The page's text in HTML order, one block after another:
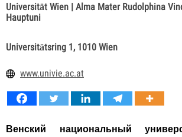
Universität Wien | Alma Mater Rudolphina
Hauptuni
Universitätsring 1, 1010 Wien
www.univie.ac.at
Венский национальный